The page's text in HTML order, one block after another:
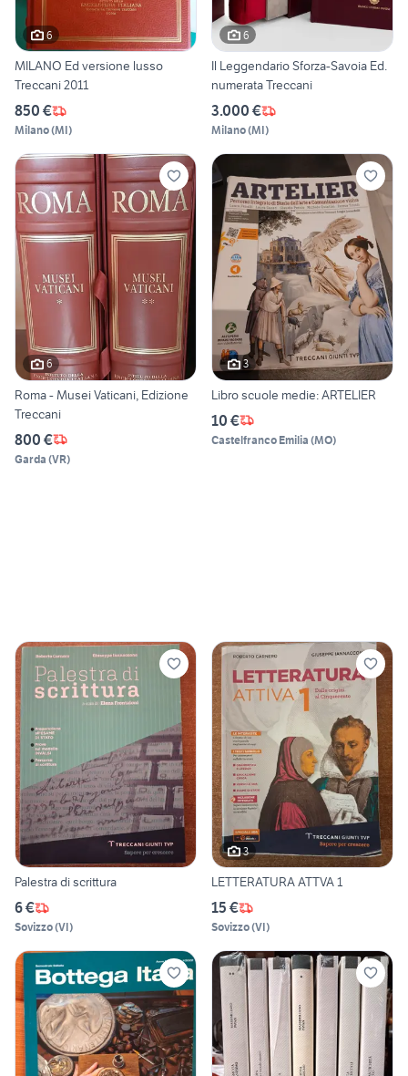
6
MILANO Ed versione lusso
Treccani 2011
850 €
Milano(MI)
6
Il Leggendario Sforza-Savoia Ed.
numerata Treccani
3.000 €
Milano(MI)
6
Roma - Musei Vaticani, Edizione
Treccani
800 €
Garda (VR)
3
Libro scuole medie: ARTELIER
10 €
Castelfranco Emilia (MO)
Palestra di scrittura
6 €
Sovizzo(VI)
3
LETTERATURA ATTVA 1
15 €
Sovizzo(VI)